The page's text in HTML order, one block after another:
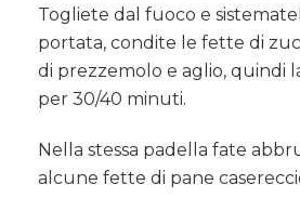
Togliete dal fuoco e
portata, condite le fette di
di prezzemolo e aglio, quindi
per 30/40 minuti.
Nella stessa padella fate
alcune fette di pane